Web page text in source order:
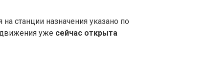
станции назначения указано по
уже сейчас открыта